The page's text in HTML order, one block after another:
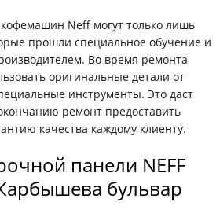
Neff могут только лишь
прошли специальное обучение и
Во время ремонта
оригинальные детали от
инструменты. Это даст
ремонт предоставить
качества каждому клиенту.
панели NEFF
бульвар